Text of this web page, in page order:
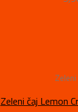
Zeleni čaj Lemon